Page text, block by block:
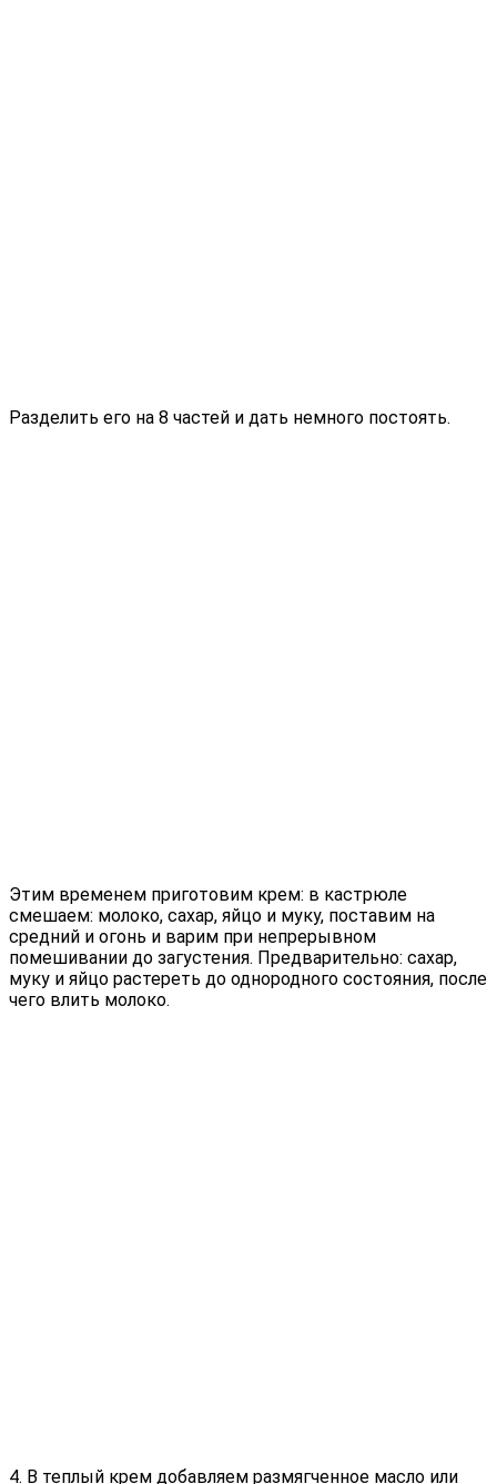
Разделить его на 8 частей и дать немного постоять.
Этим временем приготовим крем: в кастрюле
смешаем: молоко, сахар, яйцо и муку, поставим на
средний и огонь и варим при непрерывном
помешивании до загустения. Предварительно: сахар,
муку и яйцо растереть до однородного состояния, после
чего влить молоко.
4. В теплый крем добавляем размягченное масло или